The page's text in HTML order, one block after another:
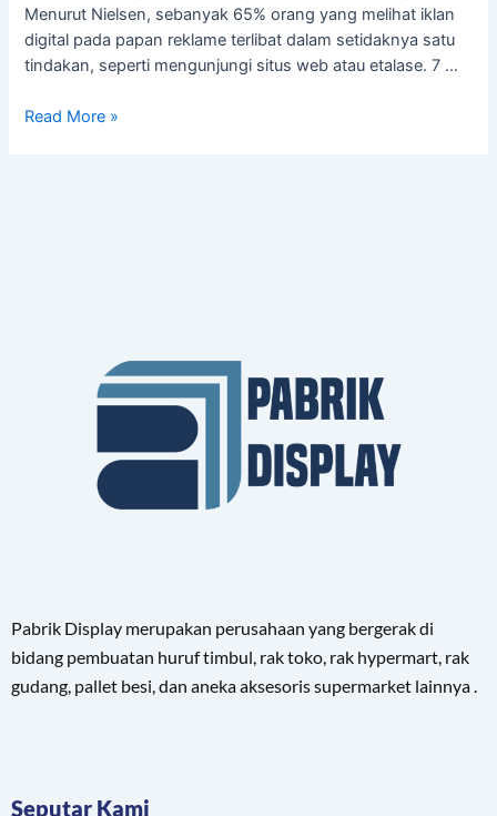
Menurut Nielsen, sebanyak 65% orang yang melihat iklan
digital pada papan reklame terlibat dalam setidaknya satu
tindakan, seperti mengunjungi situs web atau etalase. 7 …
Read More »
Pabrik Display merupakan perusahaan yang bergerak di
bidang pembuatan huruf timbul, rak toko, rak hypermart, rak
gudang, pallet besi, dan aneka aksesoris supermarket lainnya .
Seputar Kami